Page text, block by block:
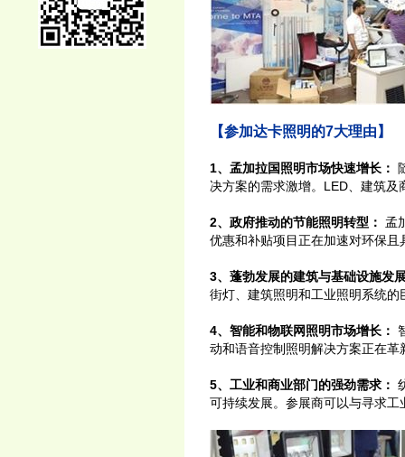
【参加达卡照明的7大理由】
1、孟加拉国照明市场快速增长：
决方案的需求激增。LED、建筑
2、政府推动的节能照明转型： 孟
优惠和补贴项目正在加速对环保
3、蓬勃发展的建筑与基础设施发
街灯、建筑照明和工业照明系统
4、智能和物联网照明市场增长：
动和语音控制照明解决方案正在
5、工业和商业部门的强劲需求：
可持续发展。参展商可以与寻求